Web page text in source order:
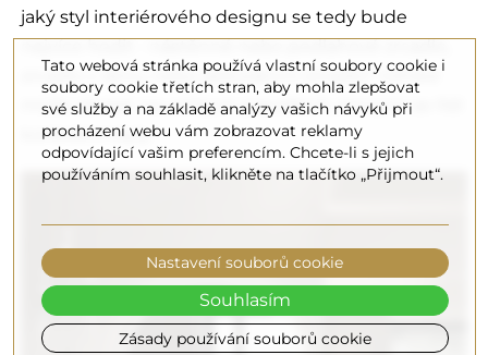
jaký styl interiérového designu se tedy bude
zrcadlo v rámu nebo dekorativní zrcadlo? Vzhled
může záviset na určitých pravidlech, kterými se řídí
konkrétní styly.
Tato webová stránka používá vlastní soubory cookie i
soubory cookie třetích stran, aby mohla zlepšovat
své služby a na základě analýzy vašich návyků při
procházení webu vám zobrazovat reklamy
odpovídající vašim preferencím. Chcete-li s jejich
používáním souhlasit, klikněte na tlačítko „Přijmout“.
Zásady používání souborů cookie
Nastavení souborů cookie
Souhlasím